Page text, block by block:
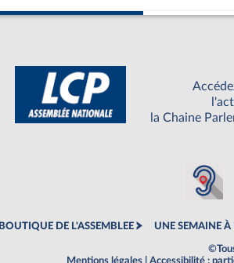
la Chaine
BOUTIQUE DE L'ASSEMBLEE UNE SEMAINE À
Mentions légales
Accessibilité :